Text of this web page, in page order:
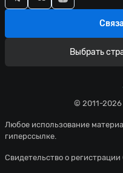
© 2011-2026
Любое использование
гиперссылке.
Свидетельство о
Выбрать